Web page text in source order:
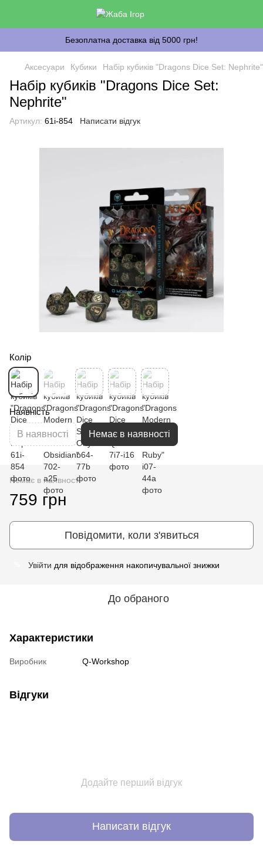
Безоплатна доставка від 5000 грн!
Аксесуари Кубики Набір кубиків "Dragons Dice Set: Nephrite"
Набір кубиків "Dragons Dice Set:
Nephrite"
Артикул: 61i-854 Написати відгук
Колір
Наявність
В наявності Немає в наявності
Немає в наявності
759 грн
Повідомити, коли з'явиться
Увійти для відображення накопичувальної знижки
До обраного
Характеристики
Виробник Q-Workshop
Відгуки
Додайте перший відгук
Написати відгук